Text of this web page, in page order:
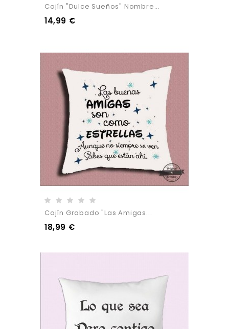
Cojín "Dulce Sueños" Nombre...
14,99 €
Cojín Grabado "Las Amigas...
18,99 €